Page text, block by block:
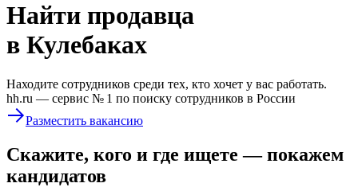
Найти продавца
в Кулебаках
Находите сотрудников среди тех, кто хочет у вас работать.
hh.ru — сервис № 1 по поиску сотрудников в России
Разместить вакансию
Скажите, кого и где ищете — покажем
кандидатов